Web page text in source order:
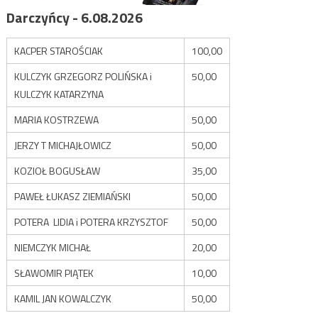
Darczyńcy - 6.08.2026
KACPER STAROŚCIAK
100,00
KULCZYK GRZEGORZ POLIŃSKA i
KULCZYK KATARZYNA
50,00
MARIA KOSTRZEWA
50,00
JERZY T MICHAJŁOWICZ
50,00
KOZIOŁ BOGUSŁAW
35,00
PAWEŁ ŁUKASZ ZIEMIAŃSKI
50,00
POTERA LIDIA i POTERA KRZYSZTOF
50,00
NIEMCZYK MICHAŁ
20,00
SŁAWOMIR PIĄTEK
10,00
KAMIL JAN KOWALCZYK
50,00